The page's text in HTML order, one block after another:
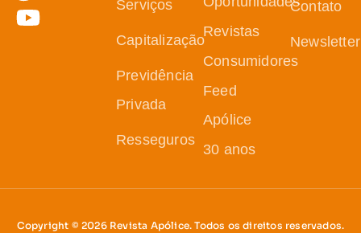
Serviços
Capitalização
Previdência
Privada
Resseguros
Revistas
Consumidores
Feed
Apólice
30 anos
Contato
Newsletter
Copyright © 2026 Revista Apólice. Todos os direitos reservados.